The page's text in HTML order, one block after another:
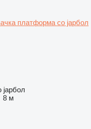
платформа со јарбол
8 м